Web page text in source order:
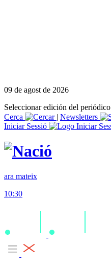
09 de agost de 2026
Seleccionar edición del periódico
Cerca
| Newsletters
Iniciar Sessió
ara mateix
10:30